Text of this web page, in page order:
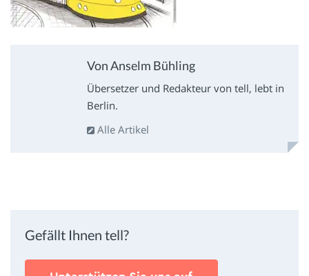
Von Anselm Bühling
Übersetzer und Redakteur von tell, lebt in
Berlin.
Alle Artikel
Gefällt Ihnen tell?